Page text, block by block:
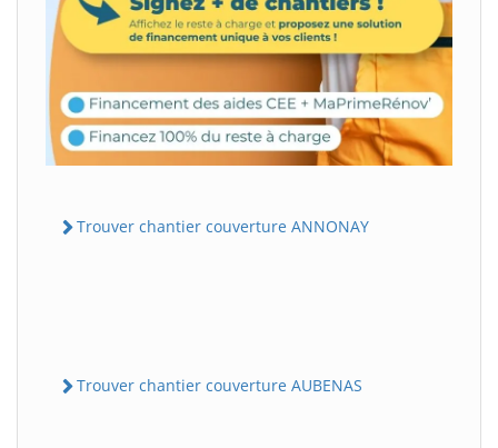
Trouver chantier couverture ANNONAY
Trouver chantier couverture AUBENAS